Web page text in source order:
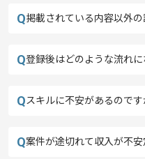
Q掲載されている内容以外
Q登録後はどのような流れに
Qスキルに不安があるので
Q案件が途切れて収入が不安